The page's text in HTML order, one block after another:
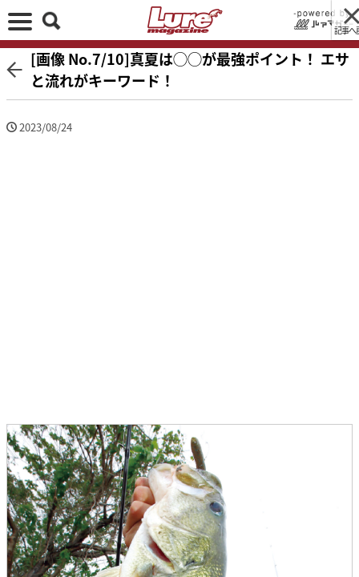
記事へ
[画像 No.7/10]真夏は◯◯が最強ポイント！ エサ
と流れがキーワード！
2023/08/24